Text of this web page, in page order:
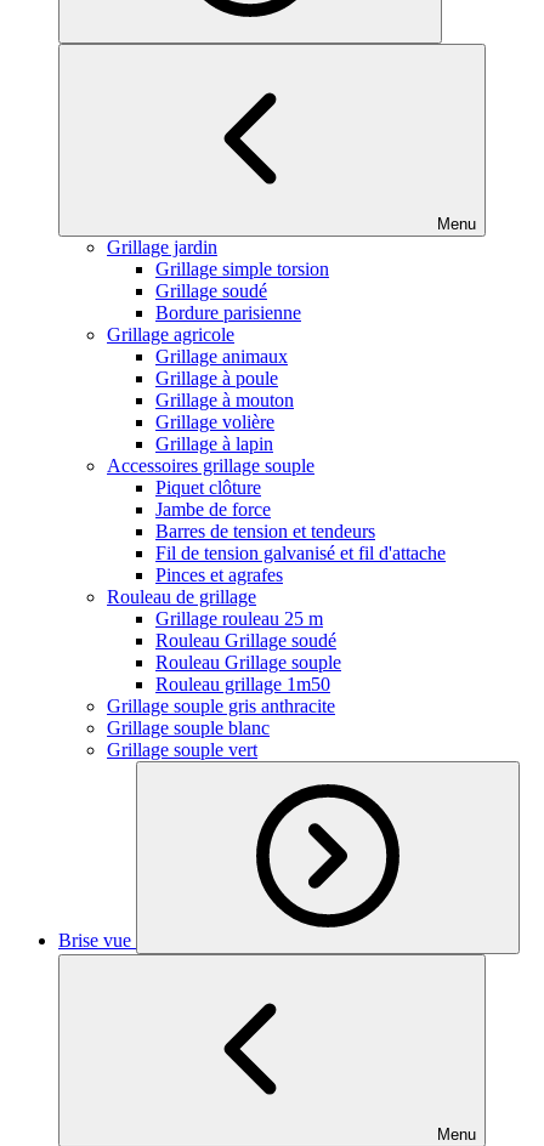
Menu
Grillage jardin
Grillage simple torsion
Grillage soudé
Bordure parisienne
Grillage agricole
Grillage animaux
Grillage à poule
Grillage à mouton
Grillage volière
Grillage à lapin
Accessoires grillage souple
Piquet clôture
Jambe de force
Barres de tension et tendeurs
Fil de tension galvanisé et fil d'attache
Pinces et agrafes
Rouleau de grillage
Grillage rouleau 25 m
Rouleau Grillage soudé
Rouleau Grillage souple
Rouleau grillage 1m50
Grillage souple gris anthracite
Grillage souple blanc
Grillage souple vert
Brise vue
Menu